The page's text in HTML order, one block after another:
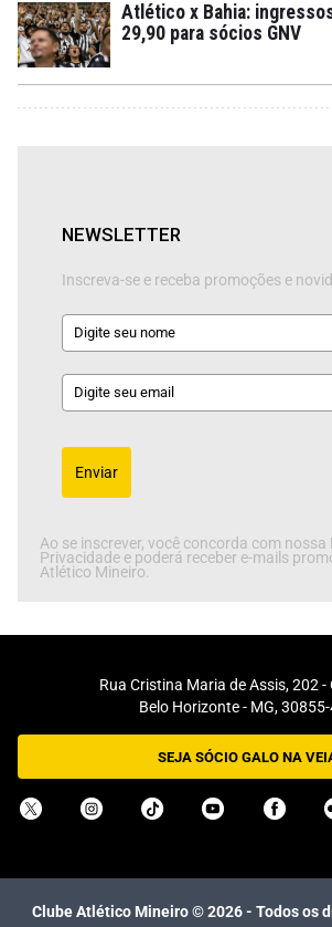
Atlético x Bahia:
29,90 para sócios GNV
NEWSLETTER
Inscreva-se e receba promoções e
Enviar
Ao se inscrever, você concorda com nossa
Privacidade e poderá receber e-mails
Atlético Mineiro.
Rua Cristina Maria de Assis, 202 -
Belo Horizonte - MG,
SEJA SÓCIO GALO NA
Clube Atlético Mineiro ©2026- Todos os